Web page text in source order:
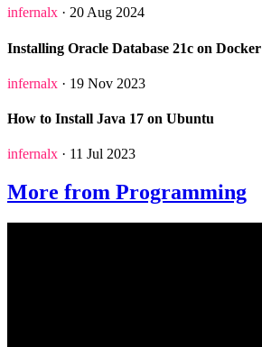
infernalx · 20 Aug 2024
Installing Oracle Database 21c on Docker
infernalx · 19 Nov 2023
How to Install Java 17 on Ubuntu
infernalx · 11 Jul 2023
More from Programming